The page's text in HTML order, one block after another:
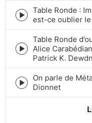
Episode
play
icon
Table Ronde :
est-ce oublier
Episode
play
Table Ronde
Alice
Patrick K.
Episode
play
On parle de
Dionnet